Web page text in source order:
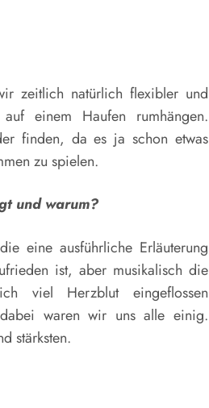
zeitlich natürlich flexibler und
einem Haufen rumhängen.
finden, da es ja schon etwas
zu spielen.
und warum?
eine ausführliche Erläuterung
ist, aber musikalisch die
viel Herzblut eingeflossen
waren wir uns alle einig.
stärksten.